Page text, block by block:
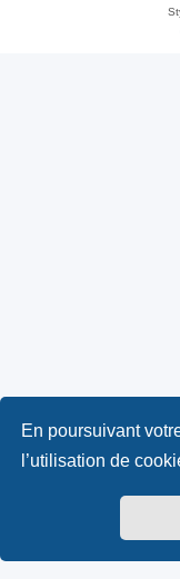
En poursuivant
l’utilisation de